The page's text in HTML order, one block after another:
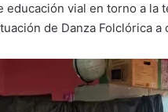
educación vial en torno a la
de Danza Folclórica